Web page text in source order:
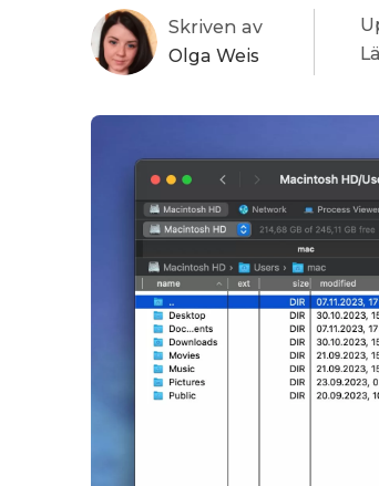
Skriven av
Olga Weis